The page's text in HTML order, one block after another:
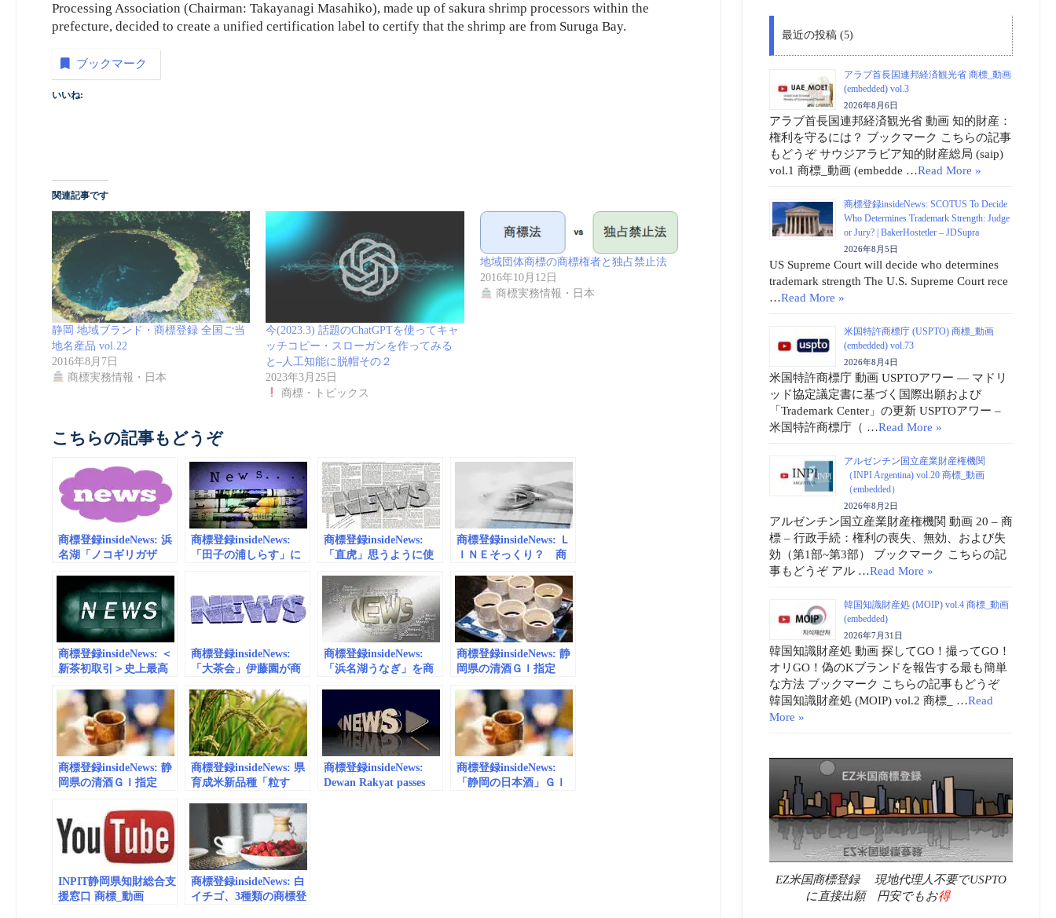
Processing Association (Chairman: Takayanagi Masahiko), made up of sakura shrimp processors within the
prefecture, decided to create a unified certification label to certify that the shrimp are from Suruga Bay.
ブックマーク
いいね:
関連記事です
静岡 地域ブランド・商標登録 全国ご当
地名産品 vol.22
2016年8月7日
商標実務情報・日本
今(2023.3) 話題のChatGPTを使ってキャ
ッチコピー・スローガンを作ってみる
と–人工知能に脱帽その２
2023年3月25日
商標・トピックス
地域団体商標の商標権者と独占禁止法
2016年10月12日
商標実務情報・日本
こちらの記事もどうぞ
商標登録insideNews: 浜
名湖「ノコギリガザ
方針｜静岡新聞アット
エス
商標登録insideNews:
「田子の浦しらす」に
新聞アットエス
商標登録insideNews:
「直虎」思うように使
所、既に商標登録｜静
岡新聞アットエス
商標登録insideNews: Ｌ
ＩＮＥそっくり？ 商
逮捕 沼津署｜静岡新
聞アットエス
商標登録insideNews: ＜
新茶初取引＞史上最高
茶業委手もみ茶｜静岡
新聞アットエス
商標登録insideNews:
「大茶会」伊藤園が商
業関係者 問題視｜静
岡新聞アットエス
商標登録insideNews:
「浜名湖うなぎ」を商
エス
商標登録insideNews: 静
岡県の清酒ＧＩ指定
｜あなたの静岡新聞
商標登録insideNews: 静
岡県の清酒ＧＩ指定
も「静岡酵母」使用が
柱｜あなたの静岡新聞
商標登録insideNews: 県
育成米新品種「粒す
商標登録insideNews:
Dewan Rakyat passes
商標登録insideNews:
「静岡の日本酒」ＧＩ
INPIT静岡県知財総合支
援窓口 商標_動画
商標登録insideNews: 白
イチゴ、3種類の商標登
最近の投稿 (5)
アラブ首長国連邦経済観光省 商標_動画
(embedded) vol.3
2026年8月6日
アラブ首長国連邦経済観光省 動画 知的財産：
権利を守るには？ ブックマーク こちらの記事
もどうぞ サウジアラビア知的財産総局 (saip)
vol.1 商標_動画 (embedde …Read More »
商標登録insideNews: SCOTUS To Decide
Who Determines Trademark Strength: Judge
or Jury? | BakerHostetler – JDSupra
2026年8月5日
US Supreme Court will decide who determines
trademark strength The U.S. Supreme Court rece
…Read More »
米国特許商標庁 (USPTO) 商標_動画
(embedded) vol.73
2026年8月4日
米国特許商標庁 動画 USPTOアワー ― マドリ
ッド協定議定書に基づく国際出願および
「Trademark Center」の更新 USPTOアワー –
米国特許商標庁（ …Read More »
アルゼンチン国立産業財産権機関
（INPI Argentina) vol.20 商標_動画
（embedded）
2026年8月2日
アルゼンチン国立産業財産権機関 動画 20 – 商
標 – 行政手続：権利の喪失、無効、および失
効（第1部~第3部） ブックマーク こちらの記
事もどうぞ アル …Read More »
韓国知識財産処 (MOIP) vol.4 商標_動画
(embedded)
2026年7月31日
韓国知識財産処 動画 探してGO！撮ってGO！
オリGO！偽のKブランドを報告する最も簡単
な方法 ブックマーク こちらの記事もどうぞ
韓国知識財産処 (MOIP) vol.2 商標_ …Read
More »
EZ米国商標登録 現地代理人不要でUSPTO
に直接出願 円安でもお得